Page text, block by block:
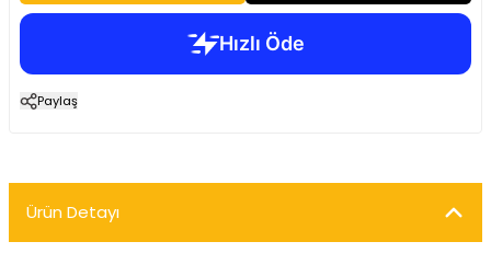
Paylaş
Ürün Detayı